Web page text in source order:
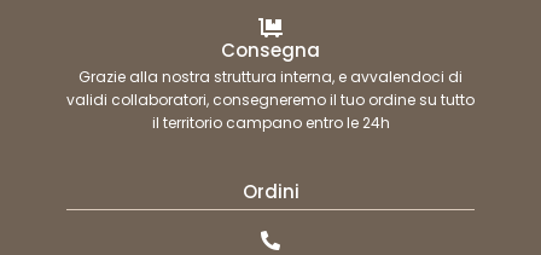
Consegna
Grazie alla nostra struttura interna, e avvalendoci di
validi collaboratori, consegneremo il tuo ordine su tutto
il territorio campano entro le 24h
Ordini